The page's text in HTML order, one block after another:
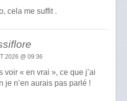
cela me suffit .
2026 @ 09:36
voir « en vrai », ce que j’ai
je n’en aurais pas parlé !